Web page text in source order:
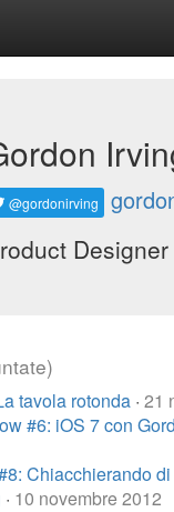
@gordonirving
Designer
tavola rotonda · 21
#6: iOS 7 con
Chiacchierando
· 10 novembre 2012